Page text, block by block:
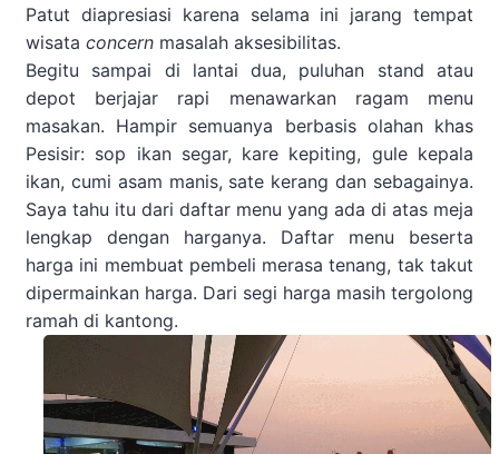
Patut diapresiasi karena selama ini jarang tempat
wisata concern masalah aksesibilitas.
Begitu sampai di lantai dua, puluhan stand atau
depot berjajar rapi menawarkan ragam menu
masakan. Hampir semuanya berbasis olahan khas
Pesisir: sop ikan segar, kare kepiting, gule kepala
ikan, cumi asam manis, sate kerang dan sebagainya.
Saya tahu itu dari daftar menu yang ada di atas meja
lengkap dengan harganya. Daftar menu beserta
harga ini membuat pembeli merasa tenang, tak takut
dipermainkan harga. Dari segi harga masih tergolong
ramah di kantong.